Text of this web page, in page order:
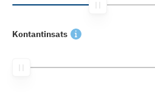
Kontantinsats